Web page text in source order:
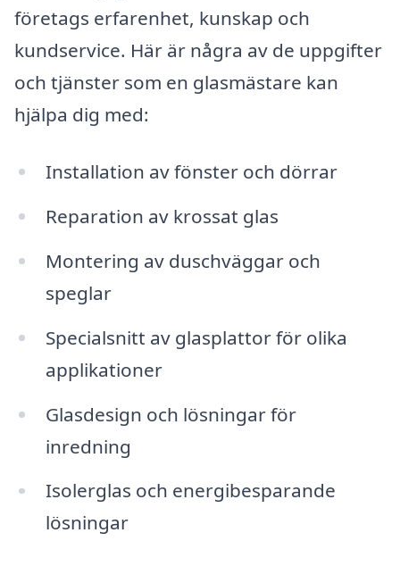
företags erfarenhet, kunskap och
kundservice. Här är några av de uppgifter
och tjänster som en glasmästare kan
hjälpa dig med:
Installation av fönster och dörrar
Reparation av krossat glas
Montering av duschväggar och
speglar
Specialsnitt av glasplattor för olika
applikationer
Glasdesign och lösningar för
inredning
Isolerglas och energibesparande
lösningar